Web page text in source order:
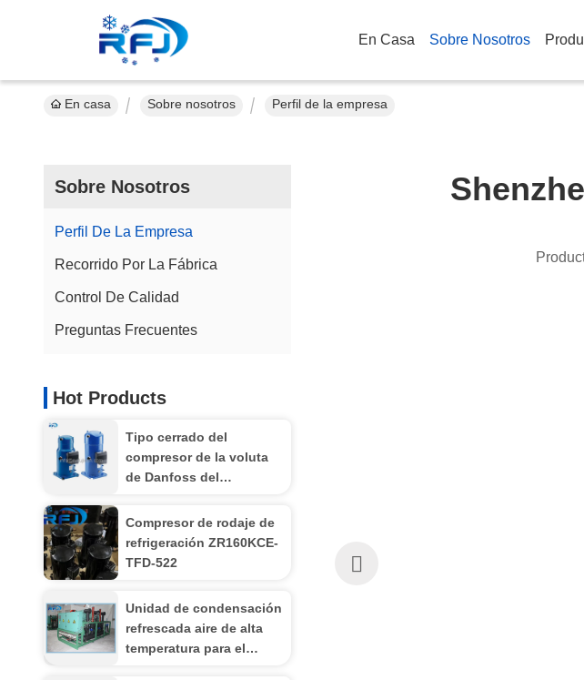
En Casa Sobre Nosotros
En casa Sobre nosotros Perfil de la empresa
Sobre Nosotros
Perfil De La Empresa
Recorrido Por La Fábrica
Control De Calidad
Preguntas Frecuentes
Hot Products
Tipo cerrado del
compresor de la voluta
de Danfoss del
de SM185S4CC
Compresor de rodaje de
refrigeración ZR160KCE-
TFD-522
Unidad de condensación
refrescada aire de alta
temperatura para el